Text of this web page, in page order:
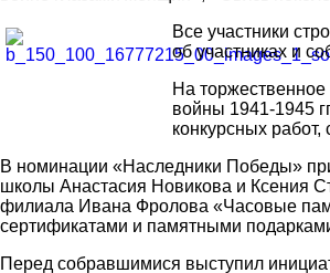
Все участники
об участниках и
На
войны 1941-1945
конкурсных
В номинации «Наследники Победы»
школы Анастасия Новикова и Ксения
филиала Ивана Фролова «Часовые
сертификатами и памятными
Перед собравшимися выступил